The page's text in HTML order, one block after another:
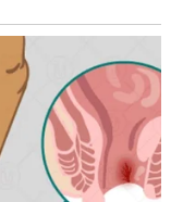
za Blizance sledeće
skačeš s misli na
Kao da se u